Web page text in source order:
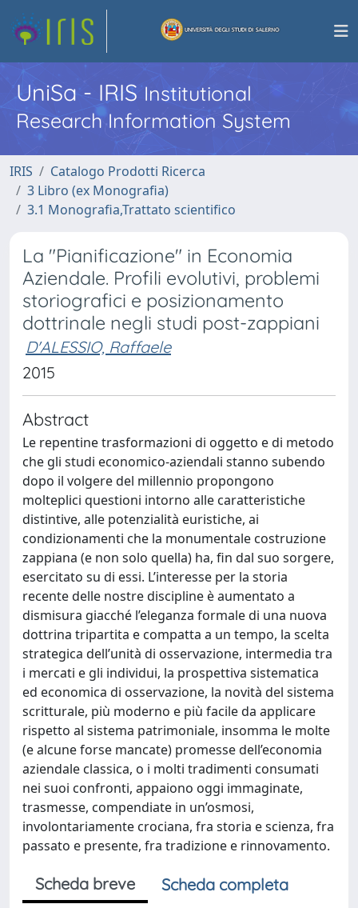
UniSa - IRISInstitutional
Research Information System
IRIS
Catalogo Prodotti Ricerca
3 Libro (ex Monografia)
3.1 Monografia,Trattato scientifico
La "Pianificazione" in Economia
Aziendale. Profili evolutivi, problemi
storiografici e posizionamento
dottrinale negli studi post-zappiani
D'ALESSIO, Raffaele
2015
Abstract
Le repentine trasformazioni di oggetto e di metodo
che gli studi economico-aziendali stanno subendo
dopo il volgere del millennio propongono
molteplici questioni intorno alle caratteristiche
distintive, alle potenzialità euristiche, ai
condizionamenti che la monumentale costruzione
zappiana (e non solo quella) ha, fin dal suo sorgere,
esercitato su di essi. L’interesse per la storia
recente delle nostre discipline è aumentato a
dismisura giacché l’eleganza formale di una nuova
dottrina tripartita e compatta a un tempo, la scelta
strategica dell’unità di osservazione, intermedia tra
i mercati e gli individui, la prospettiva sistematica
ed economica di osservazione, la novità del sistema
scritturale, più moderno e più facile da applicare
rispetto al sistema patrimoniale, insomma le molte
(e alcune forse mancate) promesse dell’economia
aziendale classica, o i molti tradimenti consumati
nei suoi confronti, appaiono oggi immaginate,
trasmesse, compendiate in un’osmosi,
involontariamente crociana, fra storia e scienza, fra
passato e presente, fra tradizione e rinnovamento.
Scheda breve
Scheda completa